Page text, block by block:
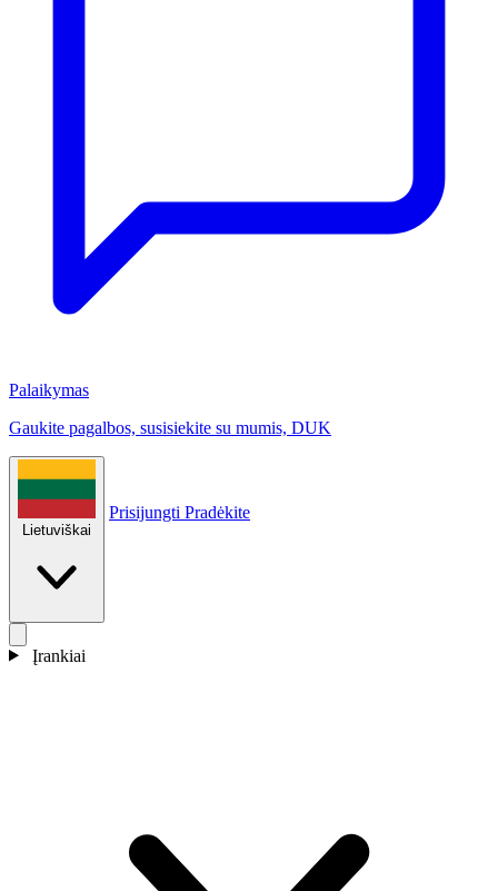
Palaikymas
Gaukite pagalbos, susisiekite su mumis, DUK
Lietuviškai
Prisijungti Pradėkite
Įrankiai